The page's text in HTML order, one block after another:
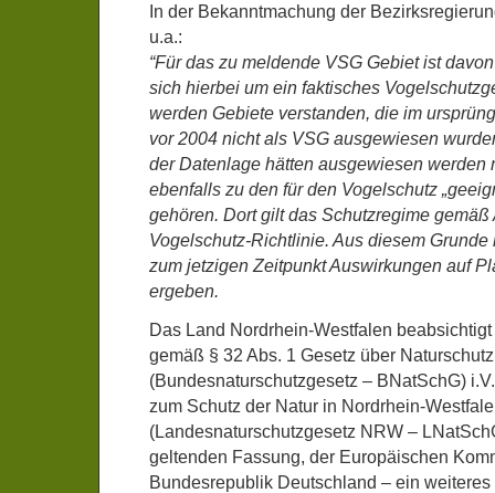
In der Bekanntmachung der
u.a.:
“Für das zu meldende VSG Gebiet ist
sich hierbei um ein faktisches
werden Gebiete verstanden, die im
vor 2004 nicht als VSG ausgewiesen
der Datenlage hätten ausgewiesen werden
ebenfalls zu den für den Vogelschutz
gehören. Dort gilt das Schutzregime gemäß
Vogelschutz-Richtlinie. Aus diesem
zum jetzigen Zeitpunkt Auswirkungen auf
ergeben.
Das Land Nordrhein-Westfalen
gemäß § 32 Abs. 1 Gesetz über
(Bundesnaturschutzgesetz – BNatSchG)
zum Schutz der Natur in Nordrhein-
(Landesnaturschutzgesetz NRW –
geltenden Fassung, der Europäischen
Bundesrepublik Deutschland – ein